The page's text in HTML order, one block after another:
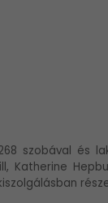
szobával és
Katherine